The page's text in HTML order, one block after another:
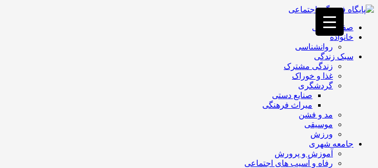
فصد
غرب
تهران
خشکشویی
تصفیه
تهران
صفحه اصلی
خانواده
روانشناسی
سبک زندگی
زندگی مشترک
غذا و خوراک
گردشگری
صنایع دستی
میراث فرهنگی
مد و فشن
موسیقی
ورزش
جامعه شهری
آموزش و پرورش
رفاه و آسیب های اجتماعی